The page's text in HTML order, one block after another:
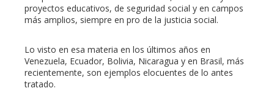
proyectos educativos, de seguridad social y en campos
más amplios, siempre en pro de la justicia social.
Lo visto en esa materia en los últimos años en
Venezuela, Ecuador, Bolivia, Nicaragua y en Brasil, más
recientemente, son ejemplos elocuentes de lo antes
tratado.